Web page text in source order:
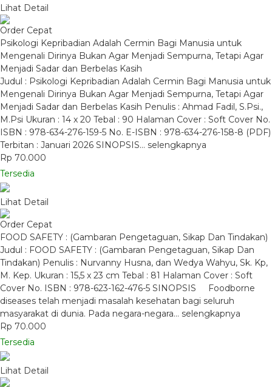
Lihat Detail
Order Cepat
Psikologi Kepribadian Adalah Cermin Bagi Manusia untuk
Mengenali Dirinya Bukan Agar Menjadi Sempurna, Tetapi Agar
Menjadi Sadar dan Berbelas Kasih
Judul : Psikologi Kepribadian Adalah Cermin Bagi Manusia untuk
Mengenali Dirinya Bukan Agar Menjadi Sempurna, Tetapi Agar
Menjadi Sadar dan Berbelas Kasih Penulis : Ahmad Fadil, S.Psi.,
M.Psi Ukuran : 14 x 20 Tebal : 90 Halaman Cover : Soft Cover No.
ISBN : 978-634-276-159-5 No. E-ISBN : 978-634-276-158-8 (PDF)
Terbitan : Januari 2026 SINOPSIS… selengkapnya
Rp 70.000
Tersedia
Lihat Detail
Order Cepat
FOOD SAFETY : (Gambaran Pengetaguan, Sikap Dan Tindakan)
Judul : FOOD SAFETY : (Gambaran Pengetaguan, Sikap Dan
Tindakan) Penulis : Nurvanny Husna, dan Wedya Wahyu, Sk. Kp,
M. Kep. Ukuran : 15,5 x 23 cm Tebal : 81 Halaman Cover : Soft
Cover No. ISBN : 978-623-162-476-5 SINOPSIS Foodborne
diseases telah menjadi masalah kesehatan bagi seluruh
masyarakat di dunia. Pada negara-negara… selengkapnya
Rp 70.000
Tersedia
Lihat Detail